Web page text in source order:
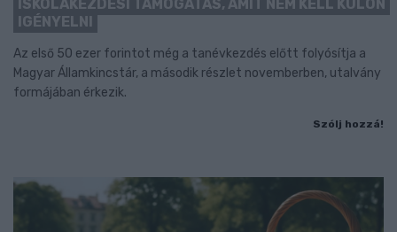
ISKOLAKEZDÉSI TÁMOGATÁS, AMIT NEM KELL KÜLÖN
IGÉNYELNI
Az első 50 ezer forintot még a tanévkezdés előtt folyósítja a
Magyar Államkincstár, a második részlet novemberben, utalvány
formájában érkezik.
Szólj hozzá!